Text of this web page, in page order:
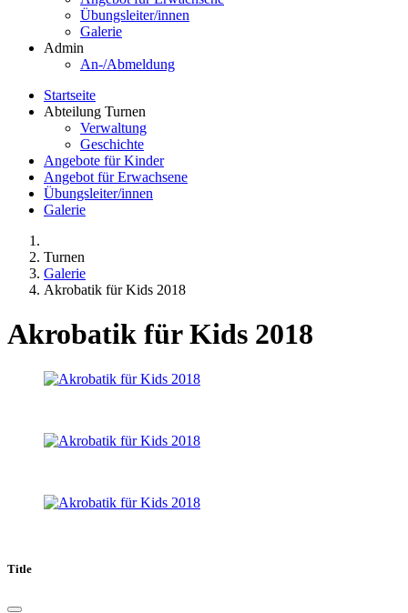
Übungsleiter/innen
Galerie
Admin
An-/Abmeldung
Startseite
Abteilung Turnen
Verwaltung
Geschichte
Angebote für Kinder
Angebot für Erwachsene
Übungsleiter/innen
Galerie
Turnen
Galerie
Akrobatik für Kids 2018
Akrobatik für Kids 2018
Title